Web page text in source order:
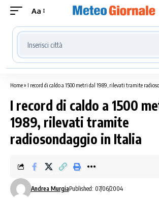
Aa
Cerca località meteo
Home» I record di caldo a 1500 metri dal 1989, rilevati tramite
I record di caldo a 1500
1989, rilevati tramite
radiosondaggio in Italia
Andrea MurgiaPublished: 07/06/2004